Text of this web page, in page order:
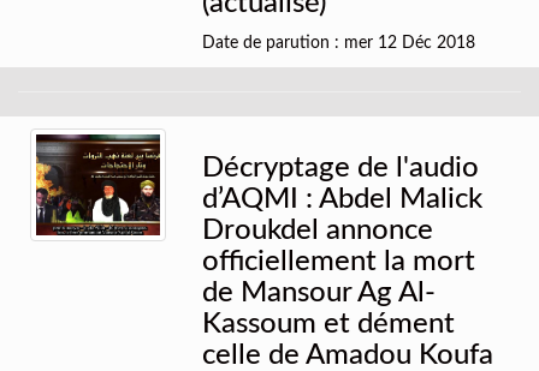
Date de parution : mer 12 Déc 2018
Décryptage de l'audio
d’AQMI : Abdel Malick
Droukdel annonce
officiellement la mort
de Mansour Ag Al-
Kassoum et dément
celle de Amadou Koufa